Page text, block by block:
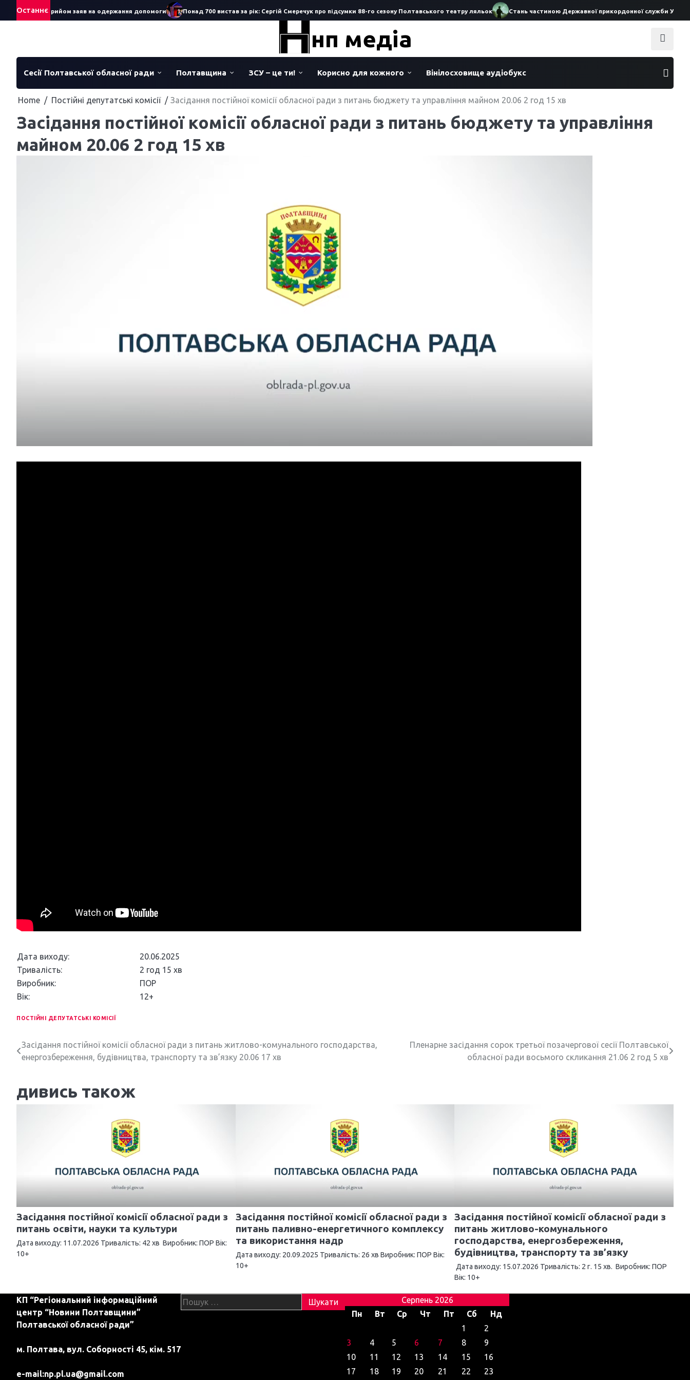
Останнє
стартував прийом заяв на одержання допомоги Понад 700 вистав за рік: Сергій Смеречук про підсумки 88-го сезону Полтавського театру ляльок Стань частиною Державної прикордонної служби України
нп медіа
Сесії Полтавської обласної ради Полтавщина ЗСУ – це ти! Корисно для кожного Вінілосховище аудіобукс
Home Постійні депутатські комісії Засідання постійної комісії обласної ради з питань бюджету та управління майном 20.06 2 год 15 хв
Засідання постійної комісії обласної ради з питань бюджету та управління
майном 20.06 2 год 15 хв
Дата виходу:
20.06.2025
Тривалість:
2 год 15 хв
Виробник:
ПОР
Вік:
12+
ПОСТІЙНІ ДЕПУТАТСЬКІ КОМІСІЇ
Н
і
я
з
а
п
і
в
Засідання постійної комісії обласної ради з питань житлово-комунального господарства,
енергозбереження, будівництва, транспорту та зв’язку 20.06 17 хв
Пленарне засідання сорок третьої позачергової сесії Полтавської
обласної ради восьмого скликання 21.06 2 год 5 хв
дивись також
Засідання постійної комісії обласної ради з
питань освіти, науки та культури
Дата виходу: 11.07.2026 Тривалість: 42 хв Виробник: ПОР Вік:
10+
Засідання постійної комісії обласної ради з
питань паливно-енергетичного комплексу
та використання надр
Дата виходу: 20.09.2025 Тривалість: 26 хв Виробник: ПОР Вік:
10+
Засідання постійної комісії обласної ради з
питань житлово-комунального
господарства, енергозбереження,
будівництва, транспорту та зв’язку
Дата виходу: 15.07.2026 Тривалість: 2 г. 15 хв. Виробник: ПОР
Вік: 10+
КП “Регіональний інформаційний
центр “Новини Полтавщини”
Полтавської обласної ради”
м. Полтава, вул. Соборності 45, кім. 517
e-mail:np.pl.ua@gmail.com
Пошук:
Серпень 2026
Пн
Вт Ср Чт Пт Сб
Нд
1
2
3
4 5 6 7 8
9
10
11 12 13 14 15
16
17
18 19 20 21 22 23